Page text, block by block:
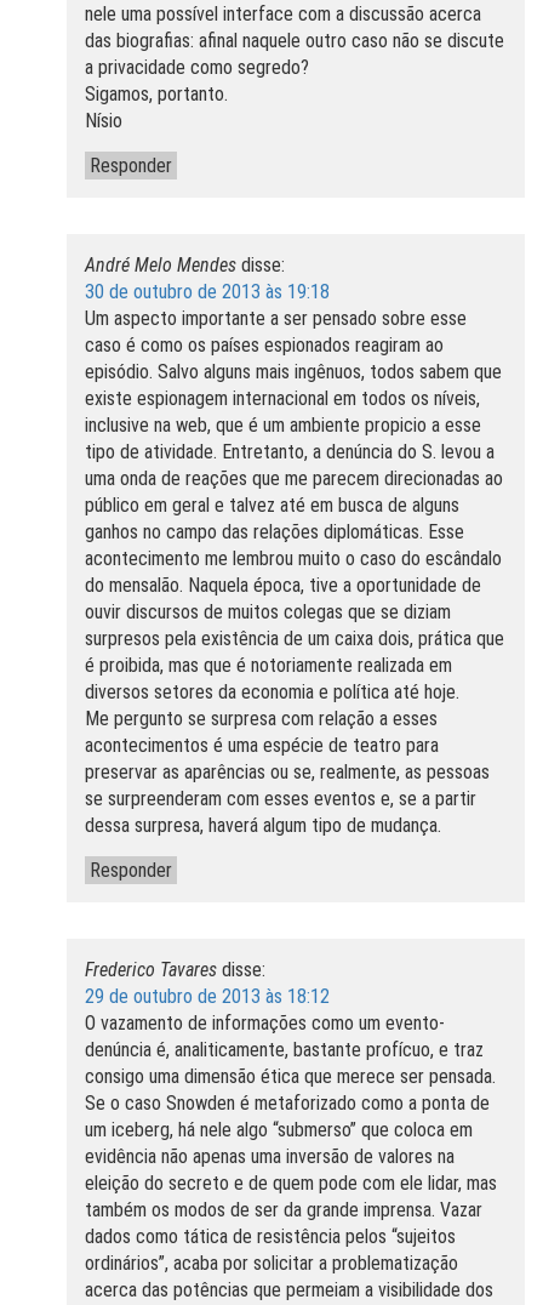
nele uma possível interface com a discussão acerca
das biografias: afinal naquele outro caso não se discute
a privacidade como segredo?
Sigamos, portanto.
Nísio
Responder
André Melo Mendes disse:
30 de outubro de 2013 às 19:18
Um aspecto importante a ser pensado sobre esse
caso é como os países espionados reagiram ao
episódio. Salvo alguns mais ingênuos, todos sabem que
existe espionagem internacional em todos os níveis,
inclusive na web, que é um ambiente propicio a esse
tipo de atividade. Entretanto, a denúncia do S. levou a
uma onda de reações que me parecem direcionadas ao
público em geral e talvez até em busca de alguns
ganhos no campo das relações diplomáticas. Esse
acontecimento me lembrou muito o caso do escândalo
do mensalão. Naquela época, tive a oportunidade de
ouvir discursos de muitos colegas que se diziam
surpresos pela existência de um caixa dois, prática que
é proibida, mas que é notoriamente realizada em
diversos setores da economia e política até hoje.
Me pergunto se surpresa com relação a esses
acontecimentos é uma espécie de teatro para
preservar as aparências ou se, realmente, as pessoas
se surpreenderam com esses eventos e, se a partir
dessa surpresa, haverá algum tipo de mudança.
Responder
Frederico Tavares disse:
29 de outubro de 2013 às 18:12
O vazamento de informações como um evento-
denúncia é, analiticamente, bastante profícuo, e traz
consigo uma dimensão ética que merece ser pensada.
Se o caso Snowden é metaforizado como a ponta de
um iceberg, há nele algo “submerso” que coloca em
evidência não apenas uma inversão de valores na
eleição do secreto e de quem pode com ele lidar, mas
também os modos de ser da grande imprensa. Vazar
dados como tática de resistência pelos “sujeitos
ordinários”, acaba por solicitar a problematização
acerca das potências que permeiam a visibilidade dos